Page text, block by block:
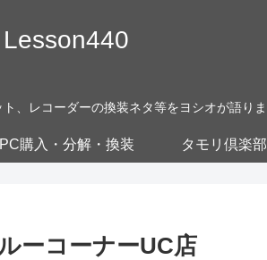
Lesson440
、レコーダーの換装ネタ等をヨシオが語り
PC購入・分解・換装 タモリ倶楽部
ーコーナーUC店